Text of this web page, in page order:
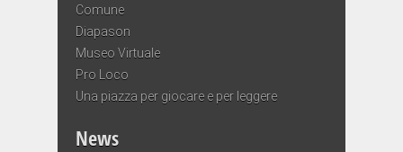
Comune
Diapason
Museo Virtuale
Pro Loco
Una piazza per giocare e per leggere
News